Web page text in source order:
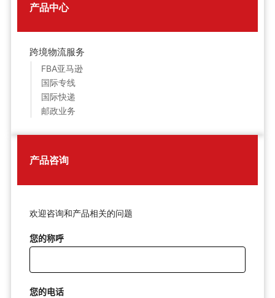
产品中心
跨境物流服务
FBA亚马逊
国际专线
国际快递
邮政业务
产品咨询
欢迎咨询和产品相关的问题
您的称呼
您的电话